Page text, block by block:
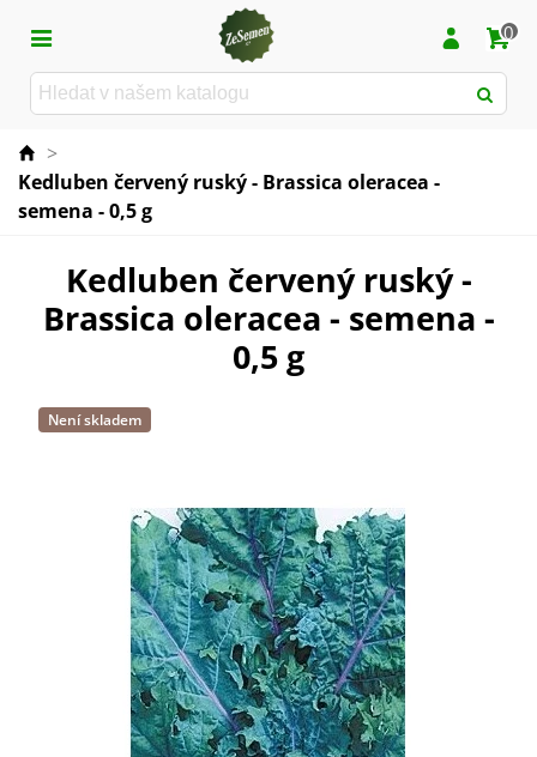
0
>
Kedluben červený ruský - Brassica oleracea -
semena - 0,5 g
Kedluben červený ruský -
Brassica oleracea - semena -
0,5 g
Není skladem